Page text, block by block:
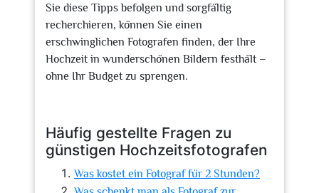
Sie diese Tipps befolgen und sorgfältig
recherchieren, können Sie einen
erschwinglichen Fotografen finden, der Ihre
Hochzeit in wunderschönen Bildern festhält –
ohne Ihr Budget zu sprengen.
Häufig gestellte Fragen zu
günstigen Hochzeitsfotografen
Was kostet ein Fotograf für 2 Stunden?